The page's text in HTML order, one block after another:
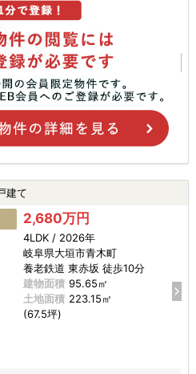
建て
2,680万円
4LDK / 2026年
岐阜県大垣市青木町
養老鉄道 東赤坂 徒歩10分
建物面積 95.65㎡
土地面積 223.15㎡
(67.5坪)